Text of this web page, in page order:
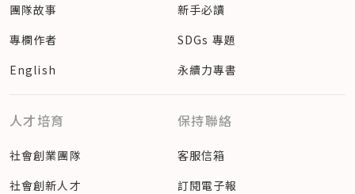
團隊故事
專欄作者
English
新手必讀
SDGs 專題
永續力專書
人才培育
社會創業團隊
社會創新人才
保持聯絡
客服信箱
訂閱電子報